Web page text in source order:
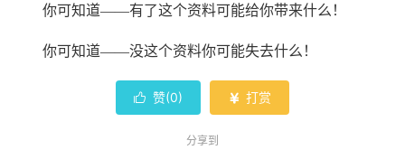
你可知道——有了这个资料可能给你带来什么！
你可知道——没这个资料你可能失去什么 ！
 赞(0)  打赏
分享到